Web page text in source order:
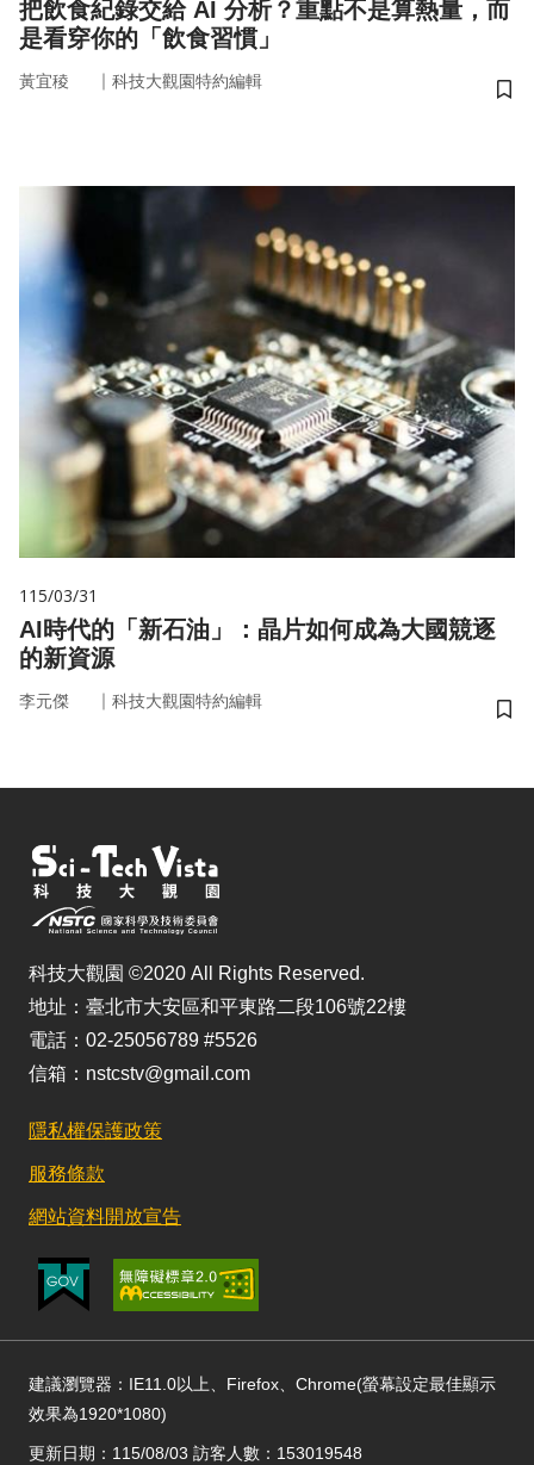
把飲食紀錄交給 AI 分析？重點不是算熱量，而
是看穿你的「飲食習慣」
黃宜稜 ｜ 科技大觀園特約編輯
儲
115/03/31
AI時代的「新石油」：晶片如何成為大國競逐
的新資源
李元傑 ｜ 科技大觀園特約編輯
儲
科技大觀園 ©2020 All Rights Reserved.
地址：臺北市大安區和平東路二段106號22樓
電話：02-25056789 #5526
信箱：nstcstv@gmail.com
隱私權保護政策
服務條款
網站資料開放宣告
建議瀏覽器：IE11.0以上、Firefox、Chrome(螢幕設定最佳顯示
效果為1920*1080)
更新日期：115/08/03 訪客人數：153019548